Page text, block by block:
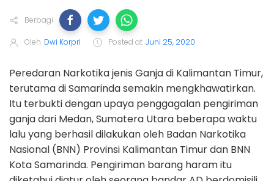
Berbagi
Oleh Dwi Korpri Posted at Juni 25, 2020
Peredaran Narkotika jenis Ganja di Kalimantan Timur,
terutama di Samarinda semakin mengkhawatirkan.
Itu terbukti dengan upaya penggagalan pengiriman
ganja dari Medan, Sumatera Utara beberapa waktu
lalu yang berhasil dilakukan oleh Badan Narkotika
Nasional (BNN) Provinsi Kalimantan Timur dan BNN
Kota Samarinda. Pengiriman barang haram itu